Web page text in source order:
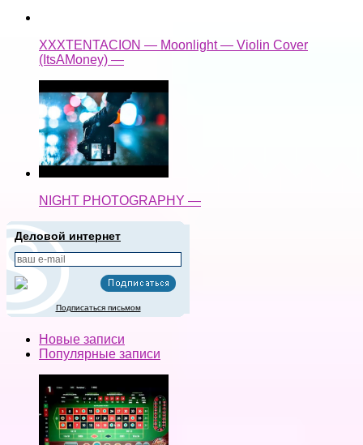
XXXTENTACION — Moonlight — Violin Cover
(ItsAMoney) —
NIGHT PHOTOGRAPHY —
Деловой интернет
Подписаться письмом
Новые записи
Популярные записи